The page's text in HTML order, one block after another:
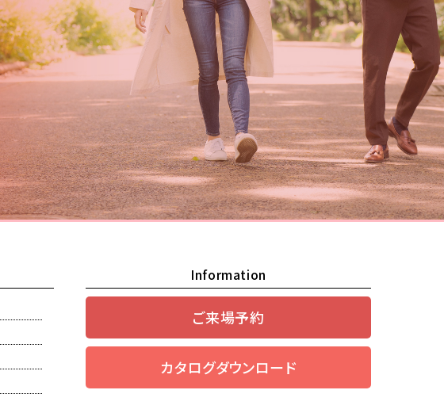
Information
ご来場予約
カタログダウンロード